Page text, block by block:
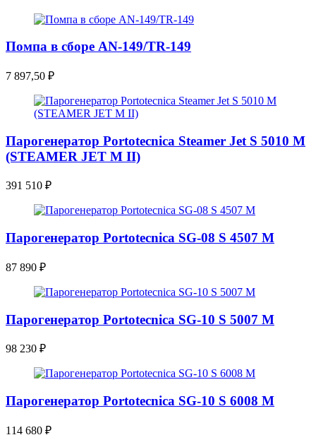
Помпа в сборе AN-149/TR-149
7 897,50 ₽
Парогенератор Portotecnica Steamer Jet S 5010 M
(STEAMER JET M II)
391 510 ₽
Парогенератор Portotecnica SG-08 S 4507 M
87 890 ₽
Парогенератор Portotecnica SG-10 S 5007 M
98 230 ₽
Парогенератор Portotecnica SG-10 S 6008 M
114 680 ₽